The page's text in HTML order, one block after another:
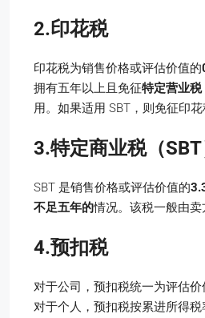
2.印花税
印花税为销售价格或评估价值的
拥有五年以上且免征特定营业税
用。如果适用 SBT，则免征印花
3.特定商业税（SBT
SBT 是销售价格或评估价值的
不足五年的情况。该税一般由卖
4.预扣税
对于公司，预扣税统一为评估
对于个人，预扣税按累进所得